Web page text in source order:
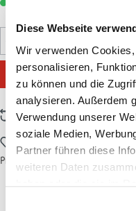
Diese Webseite
Wir verwenden
personalisieren,
zu können und die
analysieren. Außerdem
Verwendung unserer
soziale Medien,
Partner führen diese
weiteren Daten
Sofort verfügbar, Lieferzeit: 1-3
Produkt Anzahl: Gib den
IN
Zum Vergleich hinzufügen
Zum Merkzettel hinzufügen
Produktnummer: T001697